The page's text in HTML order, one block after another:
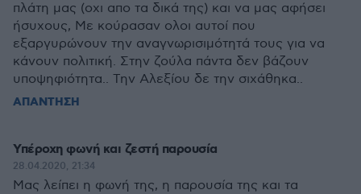
πλάτη μας (οχι απο τα δικά της) και να μας αφήσει
ήσυχους, Με κούρασαν ολοι αυτοί που
εξαργυρώνουν την αναγνωρισιμότητά τους για να
κάνουν πολιτική. Στην ζούλα πάντα δεν βάζουν
υποψηφιότητα.. Την Αλεξίου δε την σιχάθηκα..
ΑΠΑΝΤΗΣΗ
Υπέροχη φωνή και ζεστή παρουσία
28.04.2020, 21:34
Μας λείπει η φωνή της, η παρουσία της και τα